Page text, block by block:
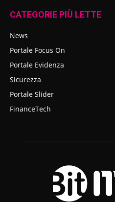
CATEGORIE PIÙ LETTE
News
Portale Focus On
Portale Evidenza
Sicurezza
Portale Slider
FinanceTech